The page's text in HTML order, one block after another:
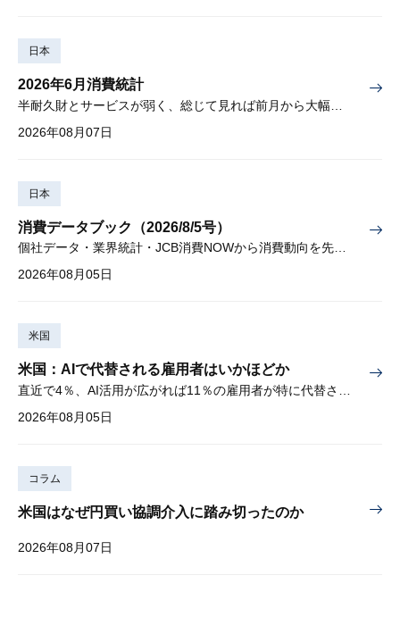
日本
2026年6月消費統計
2026年08月07日
日本
消費データブック（2026/8/5号）
個社データ・業界統計・JCB消費NOWから消費動向を先取り
2026年08月05日
米国
米国：AIで代替される雇用者はいかほどか
2026年08月05日
コラム
米国はなぜ円買い協調介入に踏み切ったのか
2026年08月07日